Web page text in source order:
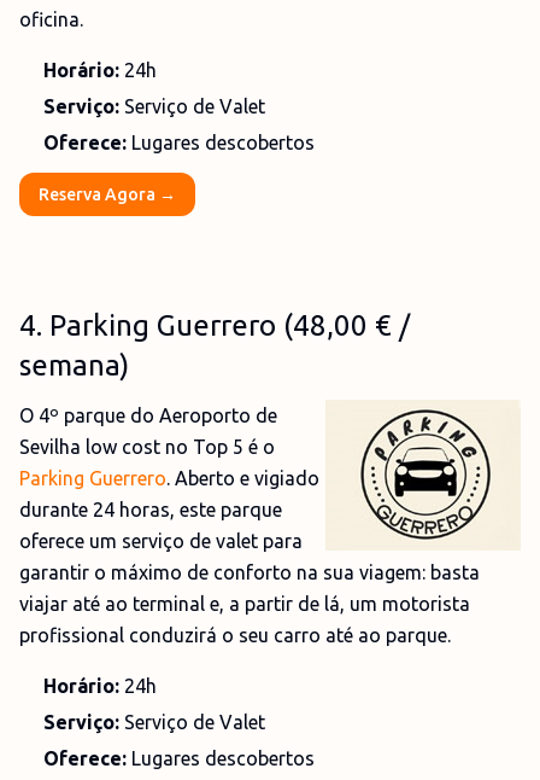
oficina.
Horário: 24h
Serviço: Serviço de Valet
Oferece: Lugares descobertos
Reserva Agora →
4. Parking Guerrero (48,00 € /
semana)
O 4º parque do Aeroporto de
Sevilha low cost no Top 5 é o
Parking Guerrero. Aberto e vigiado
durante 24 horas, este parque
oferece um serviço de valet para
garantir o máximo de conforto na sua viagem: basta
viajar até ao terminal e, a partir de lá, um motorista
profissional conduzirá o seu carro até ao parque.
Horário: 24h
Serviço: Serviço de Valet
Oferece: Lugares descobertos